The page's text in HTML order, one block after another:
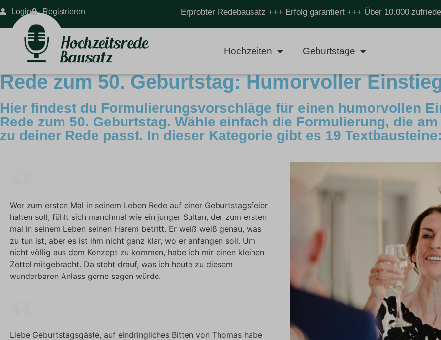
Erprobter Redebausatz +++ Erfolg garantiert +++ Über 10.000
Login Registrieren
Hochzeiten Geburtstage
Rede zum 50. Geburtstag: Humorvoller
Hier findest du Formulierungsvorschläge für einen humorvollen
Rede zum 50. Geburtstag. Wähle einfach die Formulierung, die
zu deiner Rede passt. In dieser Kategorie gibt es 19 Textbausteine:
Wer zum ersten Mal in seinem Leben Rede auf einer Geburtstagsfeier
halten soll, fühlt sich manchmal wie ein junger Sultan, der zum ersten
mal in seinem Leben seinen Harem betritt. Er weiß weiß genau, was
zu tun ist, aber es ist ihm nicht ganz klar, wo er anfangen soll. Um
nicht völlig aus dem Konzept zu kommen, habe ich mir einen kleinen
Zettel mitgebracht. Da steht drauf, was ich heute zu diesem
wunderbaren Anlass gerne sagen würde.
Liebe Geburtstagsgäste, auf eindringliches Bitten von Thomas habe